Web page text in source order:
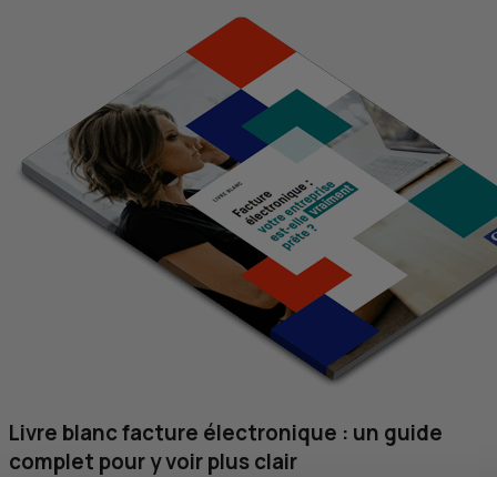
Livre blanc facture électronique : un guide
complet pour y voir plus clair